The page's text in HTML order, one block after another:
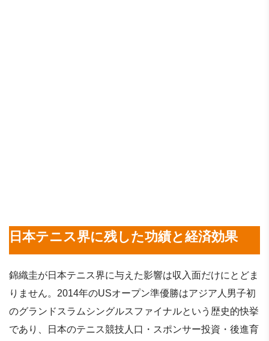
日本テニス界に残した功績と経済効果
錦織圭が日本テニス界に与えた影響は収入面だけにとどま
りません。2014年のUSオープン準優勝はアジア人男子初
のグランドスラムシングルスファイナルという歴史的快挙
であり、日本のテニス競技人口・スポンサー投資・後進育